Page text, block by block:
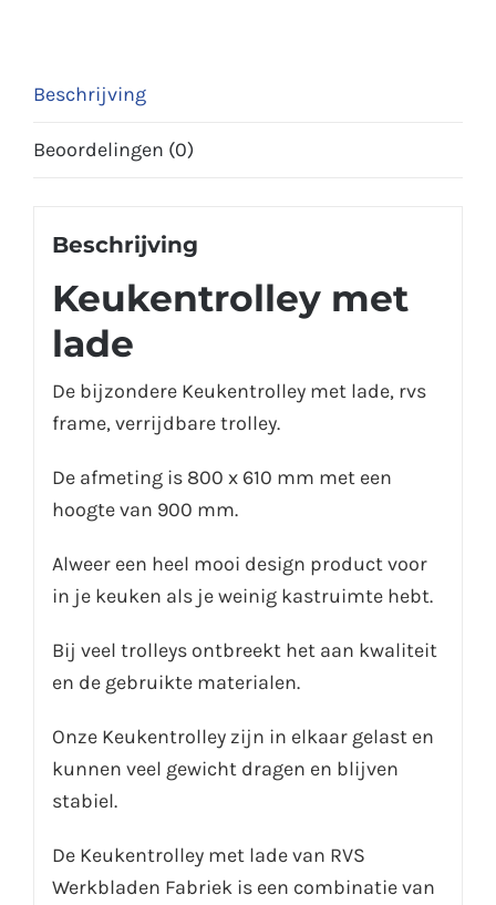
Beschrijving
Beoordelingen (0)
Beschrijving
Keukentrolley met
lade
De bijzondere Keukentrolley met lade, rvs
frame, verrijdbare trolley.
De afmeting is 800 x 610 mm met een
hoogte van 900 mm.
Alweer een heel mooi design product voor
in je keuken als je weinig kastruimte hebt.
Bij veel trolleys ontbreekt het aan kwaliteit
en de gebruikte materialen.
Onze Keukentrolley zijn in elkaar gelast en
kunnen veel gewicht dragen en blijven
stabiel.
De Keukentrolley met lade van RVS
Werkbladen Fabriek is een combinatie van